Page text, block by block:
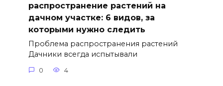
распространение растений на
дачном участке: 6 видов, за
которыми нужно следить
Проблема распространения растений
Дачники всегда испытывали
0 4